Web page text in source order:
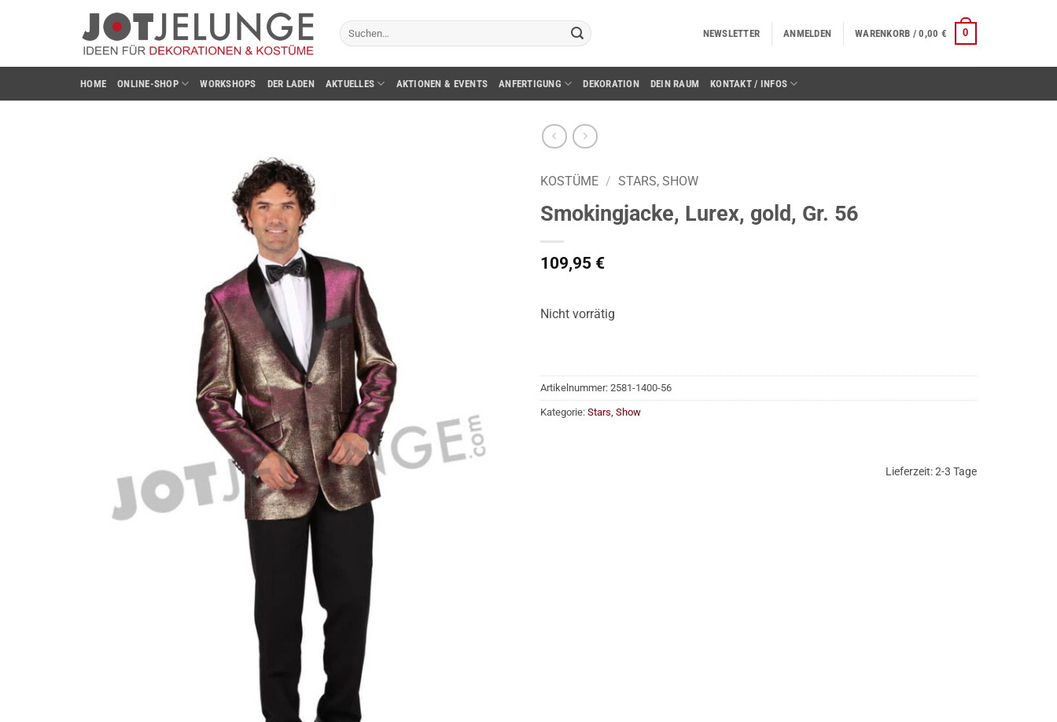
Suchen
nach:
NEWSLETTER ANMELDEN WARENKORB /0,00 € 0
HOME ONLINE-SHOP WORKSHOPS DER LADEN AKTUELLES AKTIONEN & EVENTS ANFERTIGUNG DEKORATION DEIN RAUM KONTAKT / INFOS
KOSTÜME / STARS, SHOW
Smokingjacke, Lurex, gold, Gr. 56
109,95 €
Nicht vorrätig
Artikelnummer: 2581-1400-56
Kategorie: Stars, Show
Lieferzeit:2-3 Tage